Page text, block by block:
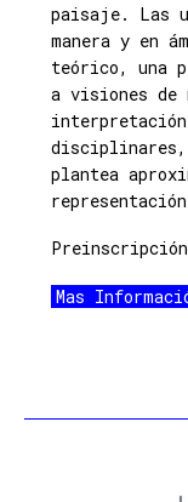
paisaje. Las
manera y en
teórico, una
a visiones de
plantea
Mas